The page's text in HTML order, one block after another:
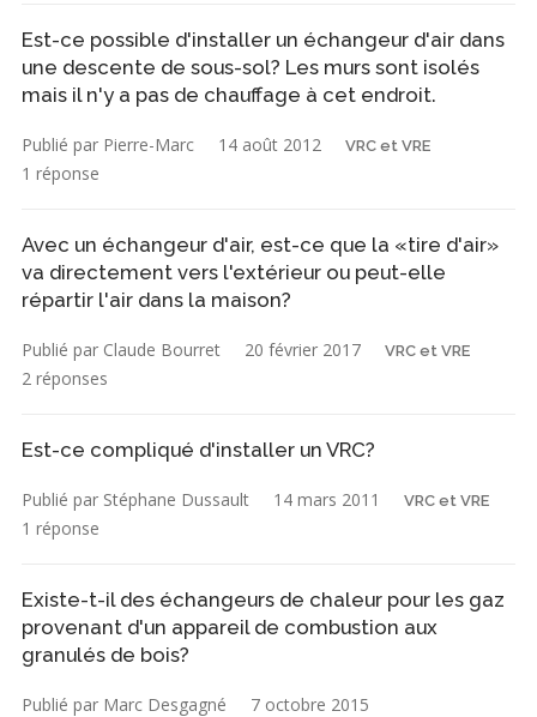
Est-ce possible d'installer un échangeur d'air dans
une descente de sous-sol? Les murs sont isolés
mais il n'y a pas de chauffage à cet endroit.
Publié par Pierre-Marc 14 août 2012 VRC et VRE
1 réponse
Avec un échangeur d'air, est-ce que la «tire d'air»
va directement vers l'extérieur ou peut-elle
répartir l'air dans la maison?
Publié par Claude Bourret 20 février 2017 VRC et VRE
2 réponses
Est-ce compliqué d'installer un VRC?
Publié par Stéphane Dussault 14 mars 2011 VRC et VRE
1 réponse
Existe-t-il des échangeurs de chaleur pour les gaz
provenant d'un appareil de combustion aux
granulés de bois?
Publié par Marc Desgagné 7 octobre 2015